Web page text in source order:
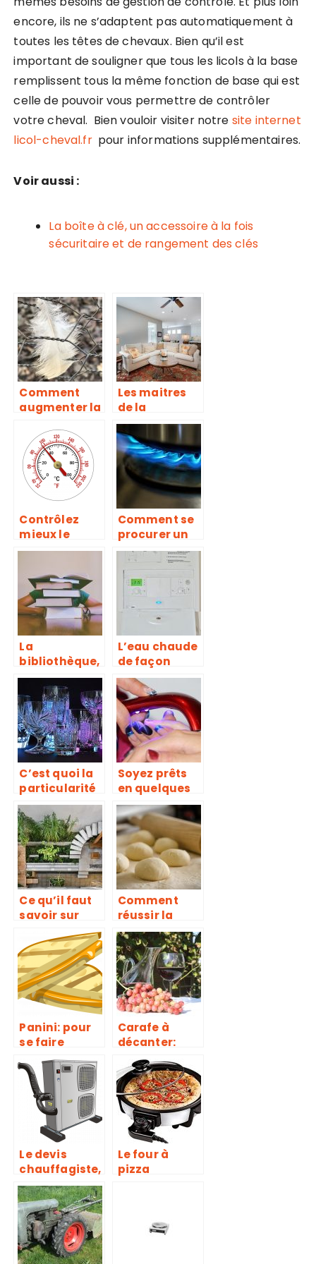
encore, ils ne s’adaptent pas automatiquement à
toutes les têtes de chevaux. Bien qu’il est
important de souligner que tous les licols à la base
remplissent tous la même fonction de base qui est
celle de pouvoir vous permettre de contrôler
votre cheval. Bien vouloir visiter notre site internet
licol-cheval.fr pour informations supplémentaires.
Voir aussi :
La boîte à clé, un accessoire à la fois
sécuritaire et de rangement des clés
Comment
augmenter la
votre
poulailler ?
Les maitres
de la
décoration à
votre service
Contrôlez
mieux le
chauffage de
domicile!
Comment se
procurer un
bruleur à gaz
de qualité?
La
bibliothèque,
l’espace
dédié à la
concentratio
n
L’eau chaude
de façon
automatique,
sans
consommati
on abusive
d’énergie
C’est quoi la
particularité
du verre en
cristal ?
Soyez prêts
en quelques
minutes
grâce à la
lampe UV
ongle!
Ce qu’il faut
savoir sur
Comment
réussir la
découpe des
pâtes
alimentaires?
Panini: pour
se faire
plaisir à tout
moment de la
journée
Carafe à
décanter:
esthétique ou
nécessité?
Le devis
chauffagiste,
pour une
excellente
étude et une
bonne
productivité
de votre
Le four à
pizza
cuisson des